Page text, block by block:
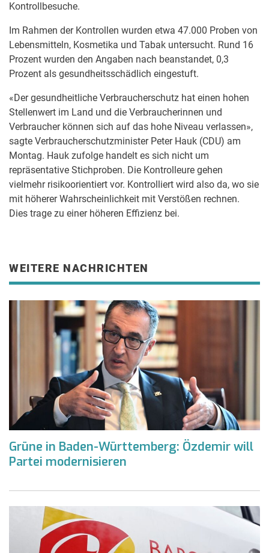
Kontrollbesuche.
Im Rahmen der Kontrollen wurden etwa 47.000 Proben von
Lebensmitteln, Kosmetika und Tabak untersucht. Rund 16
Prozent wurden den Angaben nach beanstandet, 0,3
Prozent als gesundheitsschädlich eingestuft.
«Der gesundheitliche Verbraucherschutz hat einen hohen
Stellenwert im Land und die Verbraucherinnen und
Verbraucher können sich auf das hohe Niveau verlassen»,
sagte Verbraucherschutzminister Peter Hauk (CDU) am
Montag. Hauk zufolge handelt es sich nicht um
repräsentative Stichproben. Die Kontrolleure gehen
vielmehr risikoorientiert vor. Kontrolliert wird also da, wo sie
mit höherer Wahrscheinlichkeit mit Verstößen rechnen.
Dies trage zu einer höheren Effizienz bei.
WEITERE NACHRICHTEN
Grüne in Baden-Württemberg: Özdemir will
Partei modernisieren